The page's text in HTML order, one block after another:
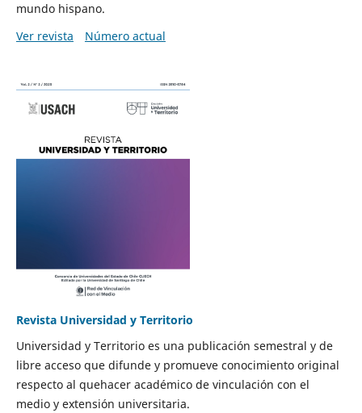
mundo hispano.
Ver revista
Número actual
Revista Universidad y Territorio
Universidad y Territorio es una publicación semestral y de
libre acceso que difunde y promueve conocimiento original
respecto al quehacer académico de vinculación con el
medio y extensión universitaria.